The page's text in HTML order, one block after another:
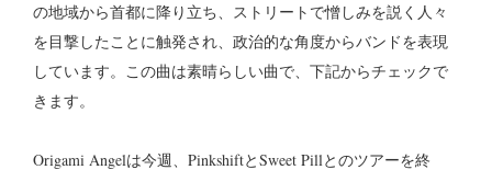
の地域から首都に降り立ち、ストリートで憎しみを説く人々
を目撃したことに触発され、政治的な角度からバンドを表現
しています。この曲は素晴らしい曲で、下記からチェックで
きます。
Origami Angelは今週、PinkshiftとSweet Pillとのツアーを終